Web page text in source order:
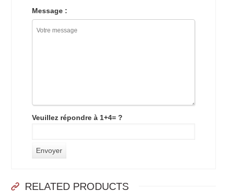
Message :
Veuillez répondre à 1+4= ?
RELATED PRODUCTS